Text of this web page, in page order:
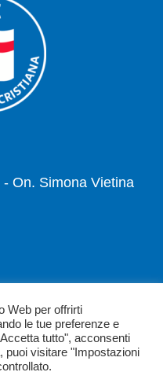
On. Simona Vietina
Web per offrirti
le tue preferenze e
tutto", acconsenti
puoi visitare "Impostazioni